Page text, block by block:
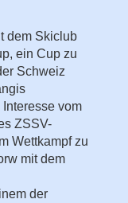
dem Skiclub
ein Cup zu
Schweiz
vom
ZSSV-
Wettkampf zu
mit dem
der